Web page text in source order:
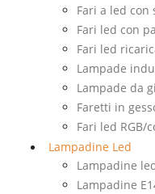
Fari a led con
Fari led con
Fari led
Lampade
Lampade da
Faretti in
Fari led RGB/
Lampadine Led
Lampadine
Lampadine